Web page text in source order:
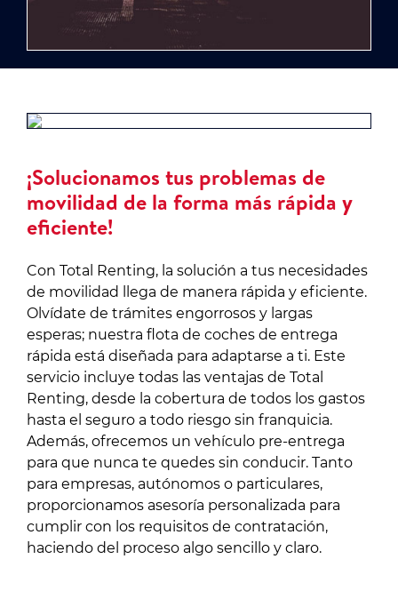
¡Solucionamos tus problemas de
movilidad de la forma más rápida y
eficiente!
Con Total Renting, la solución a tus necesidades
de movilidad llega de manera rápida y eficiente.
Olvídate de trámites engorrosos y largas
esperas; nuestra flota de coches de entrega
rápida está diseñada para adaptarse a ti. Este
servicio incluye todas las ventajas de Total
Renting, desde la cobertura de todos los gastos
hasta el seguro a todo riesgo sin franquicia.
Además, ofrecemos un vehículo pre-entrega
para que nunca te quedes sin conducir. Tanto
para empresas, autónomos o particulares,
proporcionamos asesoría personalizada para
cumplir con los requisitos de contratación,
haciendo del proceso algo sencillo y claro.